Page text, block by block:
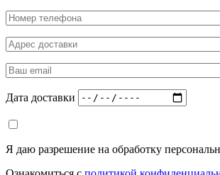
Дата доставки
Я даю разрешение на обработку